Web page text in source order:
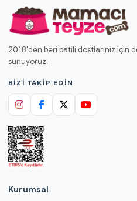
2018'den beri patili dostlarınız için
sunuyoruz.
BIZI TAKIP EDIN
Kurumsal